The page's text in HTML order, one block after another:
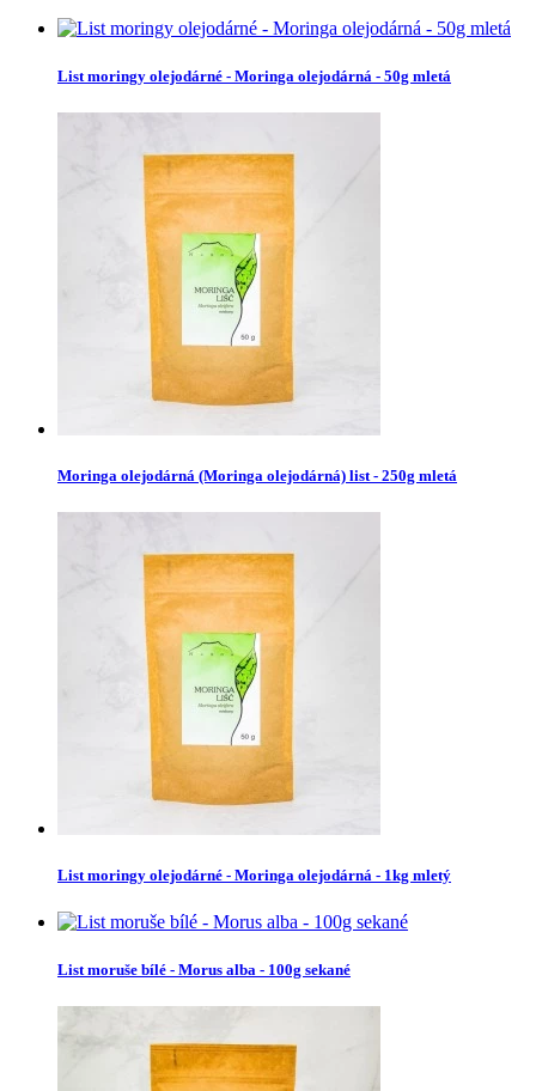
List moringy olejodárné - Moringa olejodárná - 50g mletá
Moringa olejodárná (Moringa olejodárná) list - 250g mletá
List moringy olejodárné - Moringa olejodárná - 1kg mletý
List moruše bílé - Morus alba - 100g sekané